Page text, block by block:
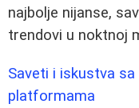
najbolje nijanse,
trendovi u noktnoj
Saveti i iskustva
platformama